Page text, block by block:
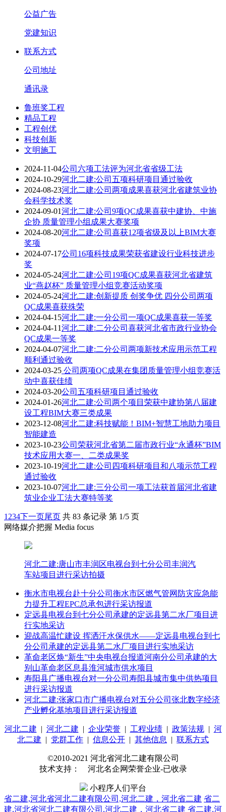
公益广告
党建知识
联系方式
公司地址
通讯录
鲁班奖工程
精品工程
工程创优
科技创新
文明施工
2024-11-04公司六项工法评为河北省省级工法
2024-10-29河北二建:公司五项科研项目通过验收
2024-08-23河北二建:公司两项成果喜获河北省建筑业协
会科学技术奖
2024-09-01河北二建:公司9项QC成果喜获中建协、中施
企协 质量管理小组成果大赛奖项
2024-08-20河北二建:公司喜获12项省级及以上BIM大赛
奖项
2024-07-17公司16项科技成果荣获省建设行业科技进步
奖
2024-05-24河北二建:公司19项QC成果喜获河北省建筑
业“燕赵杯” 质量管理小组竞赛活动奖项
2024-05-24河北二建:创新提质 创奖争优 四分公司两项
QC成果喜获殊荣
2024-04-15河北二建:一分公司一项QC成果喜获一等奖
2024-04-11河北二建:二分公司喜获河北省市政行业协会
QC成果一等奖
2024-04-07河北二建:二分公司两项新技术应用示范工程
顺利通过验收
2024-03-25 公司两项QC成果在集团质量管理小组竞赛活
动中喜获佳绩
2024-03-20公司五项科研项目通过验收
2024-01-26河北二建:公司两个项目荣获中建协第八届建
设工程BIM大赛三类成果
2023-12-08河北二建:科技赋能！BIM+智慧工地助力项目
智能建造
2023-10-23公司荣获河北省第二届市政行业“永通杯”BIM
技术应用大赛一、二类成果奖
2023-10-19河北二建:公司四项科研项目和八项示范工程
通过验收
2023-10-07河北二建:三分公司一项工法获首届河北省建
筑业企业工法大赛特等奖
1 234下一页尾页 共 83 条记录 第 1/5 页
网络媒介把握 Media focus
河北二建:唐山市丰润区电视台到七分公司丰润汽
车站项目进行采访拍摄
衡水市电视台赴十分公司衡水市区燃气管网防灾应急能
力提升工程EPC总承包进行采访报道
定远县电视台到七分公司承建的定远县第二水厂项目进
行实地采访
迎战高温忙建设 挥洒汗水保供水——定远县电视台到七
分公司承建的定远县第二水厂项目进行实地采访
革命老区焕“新生”中央电视台报道河南分公司承建的大
别山革命老区息县淮河城市供水项目
寿阳县广播电视台对一分公司寿阳县城市集中供热项目
进行采访报道
河北二建:张家口市广播电视台对五分公司张北数字经济
产业孵化基地项目进行采访报道
河北二建 | 河北二建 | 企业荣誉| 工程业绩| 政策法规| 河
北二建 | 党群工作 | 信息公开 | 其他信息 | 联系方式
©2010-2021 河北省河北二建有限公司
技术支持： 河北名企网荣誉企业-已收录
小程序人们平台
省二建,河北省河北二建有限公司,河北二建，河北省二建 省二
建,河北省河北二建有限公司,河北二建，河北省二建 省二建,河